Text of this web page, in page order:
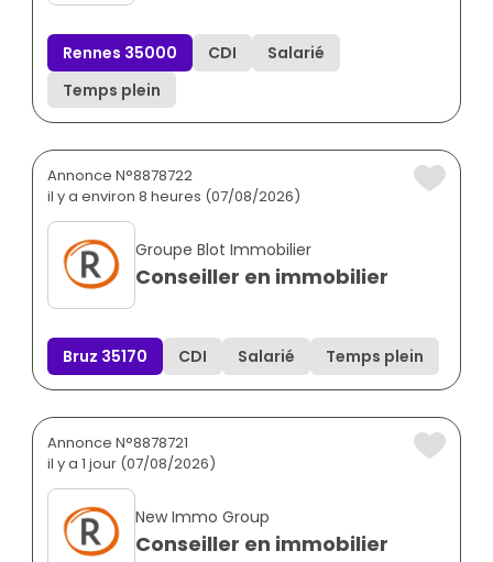
Rennes 35000 CDI
Salarié
Temps plein
Annonce N°8878722
il y a environ 8 heures (07/08/2026)
Groupe Blot Immobilier
Conseiller en immobilier
Bruz 35170 CDI Salarié Temps plein
Annonce N°8878721
il y a 1 jour (07/08/2026)
New Immo Group
Conseiller en immobilier